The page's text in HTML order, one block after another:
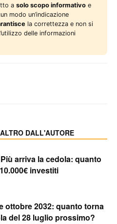
a solo scopo informativo e
modo un’indicazione
la correttezza e non si
delle informazioni
ALTRO DALL'AUTORE
arriva la cedola: quanto
investiti
ottobre 2032: quanto torna
del 28 luglio prossimo?